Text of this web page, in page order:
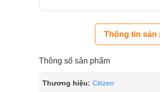
Thông tin sản
Thông số sản phẩm
Thương hiệu: Citizen